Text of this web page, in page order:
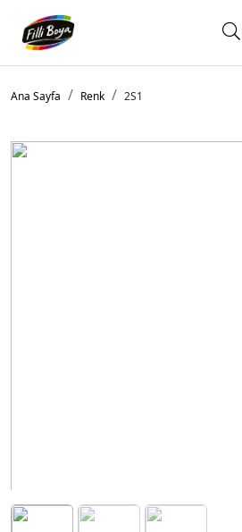
Ana Sayfa Renk 2S1